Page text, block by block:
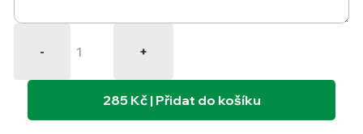
- +
285 Kč | Přidat do košíku